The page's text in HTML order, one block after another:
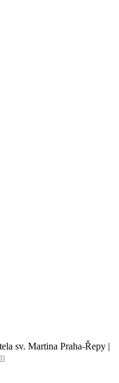
sv. Martina Praha-Řepy |